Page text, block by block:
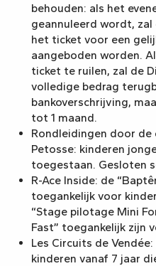
behouden: als het
geannuleerd wordt,
het ticket voor een
aangeboden worden.
ticket te ruilen, zal de
volledige bedrag
bankoverschrijving,
tot 1 maand.
Rondleidingen door
Petosse: kinderen
toegestaan. Gesloten
R-Ace Inside: de
toegankelijk voor
“Stage pilotage Mini
Fast” toegankelijk zijn
Les Circuits de
kinderen vanaf 7 jaar